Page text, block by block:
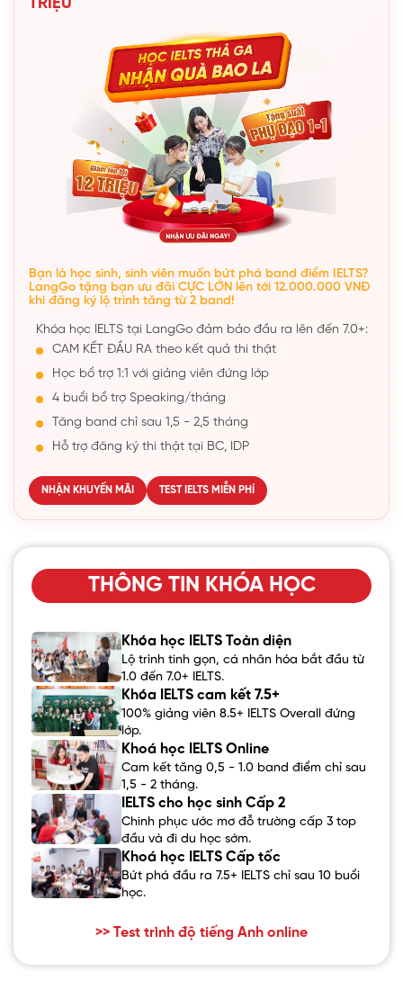
TRIỆU
Bạn là học sinh, sinh viên muốn bứt phá band điểm IELTS?
LangGo tặng bạn ưu đãi CỰC LỚN lên tới 12.000.000 VNĐ
khi đăng ký lộ trình tăng từ 2 band!
Khóa học IELTS tại LangGo đảm bảo đầu ra lên đến 7.0+:
CAM KẾT ĐẦU RA theo kết quả thi thật
Học bổ trợ 1:1 với giảng viên đứng lớp
4 buổi bổ trợ Speaking/tháng
Tăng band chỉ sau 1,5 - 2,5 tháng
Hỗ trợ đăng ký thi thật tại BC, IDP
NHẬN KHUYẾN MÃI TEST IELTS MIỄN PHÍ
THÔNG TIN KHÓA HỌC
Khóa học IELTS Toàn diện
Lộ trình tinh gọn, cá nhân hóa bắt đầu từ
1.0 đến 7.0+ IELTS.
Khóa IELTS cam kết 7.5+
100% giảng viên 8.5+ IELTS Overall đứng
lớp.
Khoá học IELTS Online
Cam kết tăng 0,5 - 1.0 band điểm chỉ sau
1,5 - 2 tháng.
IELTS cho học sinh Cấp 2
Chinh phục ước mơ đỗ trường cấp 3 top
đầu và đi du học sớm.
Khoá học IELTS Cấp tốc
Bứt phá đầu ra 7.5+ IELTS chỉ sau 10 buổi
học.
>> Test trình độ tiếng Anh online